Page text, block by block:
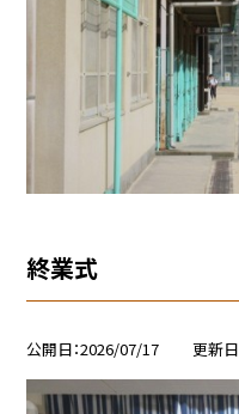
終業式
公開日 2026/07/17 更新日